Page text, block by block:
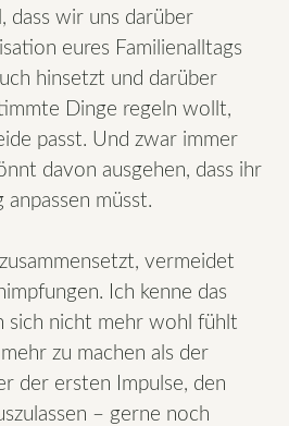
dass wir uns darüber
eures Familienalltags
hinsetzt und darüber
Dinge regeln wollt,
passt. Und zwar immer
davon ausgehen, dass ihr
anpassen müsst.
vermeidet
Ich kenne das
sich nicht mehr wohl fühlt
zu machen als der
der ersten Impulse, den
– gerne noch